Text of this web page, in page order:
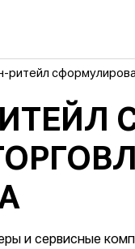
ритейл
и сервисные